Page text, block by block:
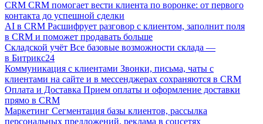
CRM CRM помогает вести клиента по воронке: от первого
контакта до успешной сделки
AI в CRM Расшифрует разговор с клиентом, заполнит поля
в CRM и поможет продавать больше
Складской учёт Все базовые возможности склада —
в Битрикс24
Коммуникация с клиентами Звонки, письма, чаты с
клиентами на сайте и в мессенджерах сохраняются в CRM
Оплата и Доставка Прием оплаты и оформление доставки
прямо в CRM
Маркетинг Сегментация базы клиентов, рассылка
персональных предложений, реклама в соцсетях